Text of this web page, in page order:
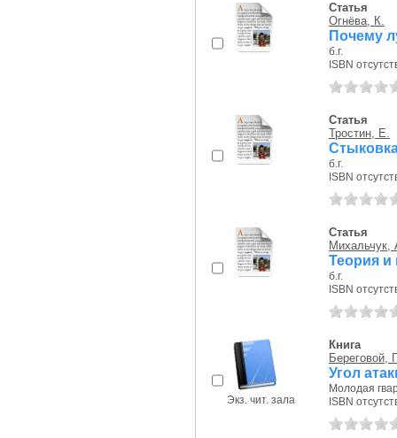
Статья
Огнёва, К.
Почему
б.г.
ISBN
Статья
Тростин, Е.
б.г.
ISBN
Статья
Михальчук,
Теория и
б.г.
ISBN
Экз. чит. зала
Книга
Береговой,
Угол
Молодая
ISBN